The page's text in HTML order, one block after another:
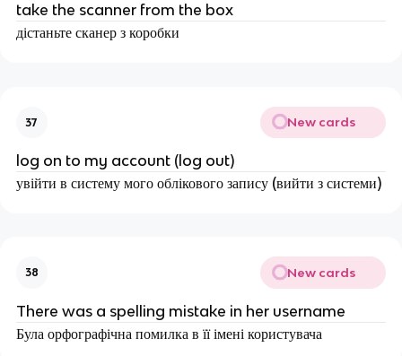
take the scanner from the box
дістаньте сканер з коробки
37 New cards
log on to my account (log out)
увійти в систему мого облікового запису (вийти з системи)
38 New cards
There was a spelling mistake in her username
Була орфографічна помилка в її імені користувача